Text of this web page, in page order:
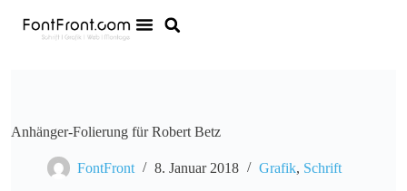
Anhänger-Folierung für Robert Betz
FontFront 8. Januar 2018 Grafik, Schrift